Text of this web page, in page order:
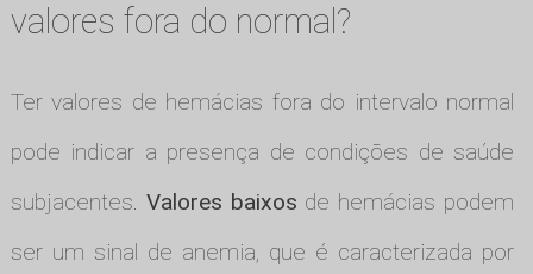
valores fora do normal?
Ter valores de hemácias fora do intervalo normal
pode indicar a presença de condições de saúde
subjacentes. Valores baixos de hemácias podem
ser um sinal de anemia, que é caracterizada por